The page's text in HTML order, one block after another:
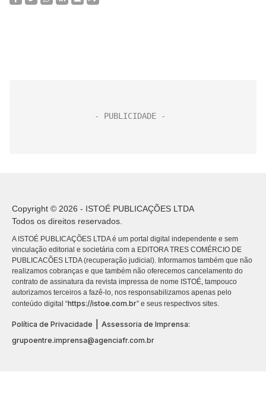
Copyright © 2026 - ISTOÉ PUBLICAÇÕES LTDA
Todos os direitos reservados.
A ISTOÉ PUBLICAÇÕES LTDA é um portal digital independente e sem
vinculação editorial e societária com a EDITORA TRES COMÉRCIO DE
PUBLICACÕES LTDA (recuperação judicial). Informamos também que não
realizamos cobranças e que também não oferecemos cancelamento do
contrato de assinatura da revista impressa de nome ISTOÉ, tampouco
autorizamos terceiros a fazê-lo, nos responsabilizamos apenas pelo
conteúdo digital “https://istoe.com.br” e seus respectivos sites.
Política de Privacidade
Assessoria de Imprensa:
grupoentre.imprensa@agenciafr.com.br